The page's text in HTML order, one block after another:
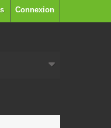
Connexion